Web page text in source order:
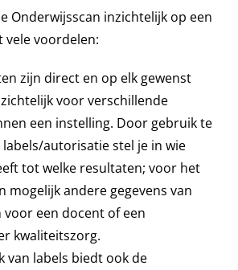
Onderwijsscan inzichtelijk op een
voordelen:
zijn direct en op elk gewenst
voor verschillende
een instelling. Door gebruik te
labels/autorisatie stel je in wie
tot welke resultaten; voor het
mogelijk andere gegevens van
voor een docent of een
kwaliteitszorg.
van labels biedt ook de